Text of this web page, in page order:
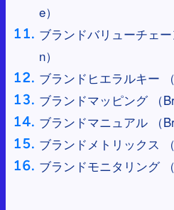
e）
ブランドバリューチェ
n）
ブランドヒエラルキー
ブランドマッピング （
ブランドマニュアル （
ブランドメトリックス
ブランドモニタリング